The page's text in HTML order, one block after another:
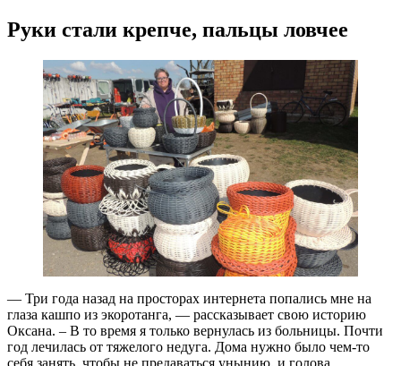
Руки стали крепче, пальцы ловчее
— Три года назад на просторах интернета попались мне на
глаза кашпо из экоротанга, — рассказывает свою историю
Оксана. – В то время я только вернулась из больницы. Почти
год лечилась от тяжелого недуга. Дома нужно было чем-то
себя занять, чтобы не предаваться унынию, и голова